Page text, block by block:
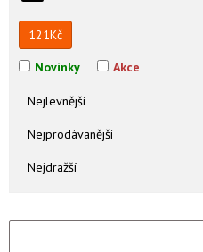
121Kč
Novinky Akce
Nejlevnější
Nejprodávanější
Nejdražší